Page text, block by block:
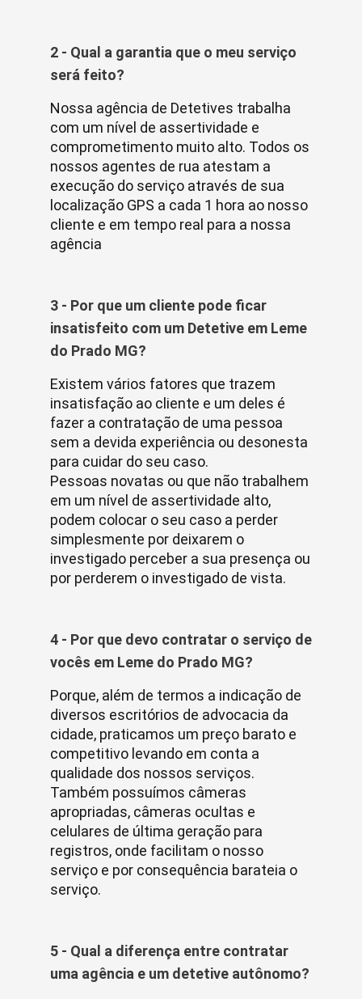
2 - Qual a garantia que o meu serviço
será feito?
Nossa agência de Detetives trabalha
com um nível de assertividade e
comprometimento muito alto. Todos os
nossos agentes de rua atestam a
execução do serviço através de sua
localização GPS a cada 1 hora ao nosso
cliente e em tempo real para a nossa
agência
3 - Por que um cliente pode ficar
insatisfeito com um Detetive em Leme
do Prado MG?
Existem vários fatores que trazem
insatisfação ao cliente e um deles é
fazer a contratação de uma pessoa
sem a devida experiência ou desonesta
para cuidar do seu caso.
Pessoas novatas ou que não trabalhem
em um nível de assertividade alto,
podem colocar o seu caso a perder
simplesmente por deixarem o
investigado perceber a sua presença ou
por perderem o investigado de vista.
4 - Por que devo contratar o serviço de
vocês em Leme do Prado MG?
Porque, além de termos a indicação de
diversos escritórios de advocacia da
cidade, praticamos um preço barato e
competitivo levando em conta a
qualidade dos nossos serviços.
Também possuímos câmeras
apropriadas, câmeras ocultas e
celulares de última geração para
registros, onde facilitam o nosso
serviço e por consequência barateia o
serviço.
5 - Qual a diferença entre contratar
uma agência e um detetive autônomo?